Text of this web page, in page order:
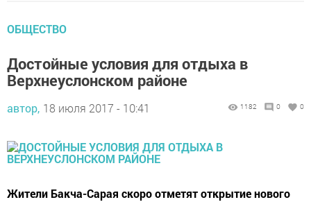
ОБЩЕСТВО
Достойные условия для отдыха в
Верхнеуслонском районе
автор, 18 июля 2017 - 10:41 1182 0 0
Жители Бакча-Сарая скоро отметят открытие нового